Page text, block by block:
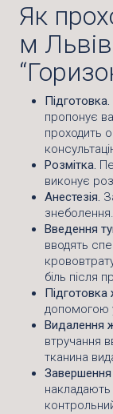
Як
м Львів
Підготовка.
пропонує
проходить
Розмітка.
виконує
Анестезія.
знеболення.
Введення
вводять
біль після
Підготовка
допомогою
Видалення
втручання
тканина
накладають